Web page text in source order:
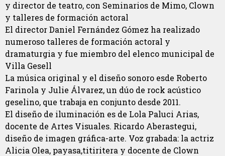
y director de teatro, con Seminarios de Mimo, Clown
y talleres de formación actoral
El director Daniel Fernández Gómez ha realizado
numeroso talleres de formación actoral y
dramaturgia y fue miembro del elenco municipal de
Villa Gesell
La música original y el diseño sonoro esde Roberto
Farinola y Julie Álvarez, un dúo de rock acústico
geselino, que trabaja en conjunto desde 2011.
El diseño de iluminación es de Lola Paluci Arias,
docente de Artes Visuales. Ricardo Aberastegui,
diseño de imagen gráfica-arte. Voz grabada: la actriz
Alicia Olea, payasa,titiritera y docente de Clown